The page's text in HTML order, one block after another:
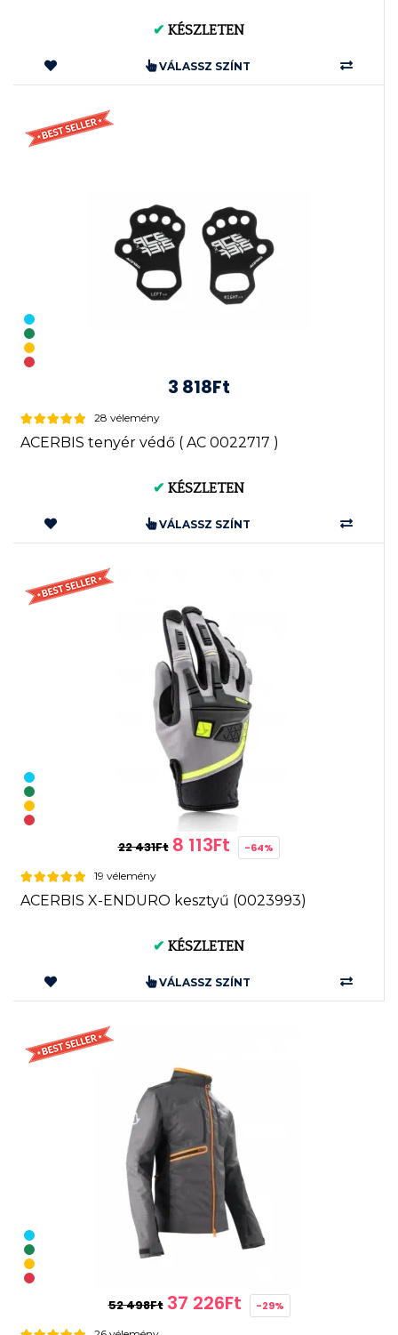
✔ KÉSZLETEN
VÁLASSZ SZÍNT
3 818Ft
28 vélemény
ACERBIS tenyér védő ( AC 0022717 )
✔ KÉSZLETEN
VÁLASSZ SZÍNT
22 431Ft 8 113Ft -64%
19 vélemény
ACERBIS X-ENDURO kesztyű (0023993)
✔ KÉSZLETEN
VÁLASSZ SZÍNT
52 498Ft 37 226Ft -29%